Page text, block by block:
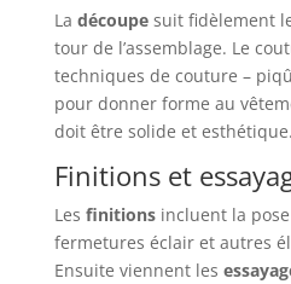
La découpesuit fidèlement
tour de l’assemblage. Le
techniques de couture –
pour donner forme au
doit être solide et esthétique.
Finitions et
Les finitionsincluent la
fermetures éclair et autres
Ensuite viennent les